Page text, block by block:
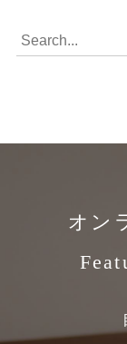
オン